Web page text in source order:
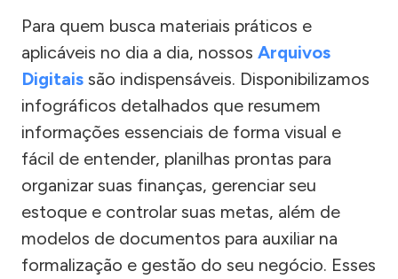
Para quem busca materiais práticos e
aplicáveis no dia a dia, nossos Arquivos
Digitais são indispensáveis. Disponibilizamos
infográficos detalhados que resumem
informações essenciais de forma visual e
fácil de entender, planilhas prontas para
organizar suas finanças, gerenciar seu
estoque e controlar suas metas, além de
modelos de documentos para auxiliar na
formalização e gestão do seu negócio. Esses